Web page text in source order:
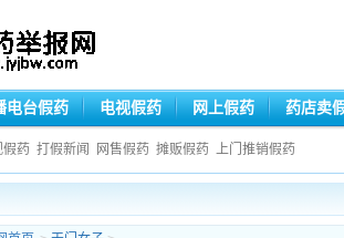
电台假药 电视假药 网上假药 药店卖
假药 打假新闻 网售假药 摊贩假药 上门推销假药